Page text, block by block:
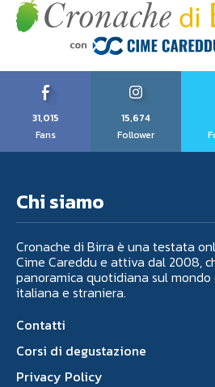
31,015
Fans
15,674
Follower
Chi siamo
Cronache di Birra è una testata
Cime Careddu e attiva dal 2008,
panoramica quotidiana sul
italiana e straniera.
Contatti
Corsi di degustazione
Privacy Policy